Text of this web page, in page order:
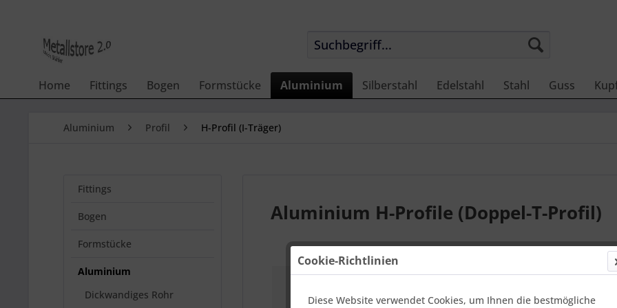
Home Fittings Bogen Formstücke Aluminium Silberstahl Edelstahl Stahl Guss
Aluminium Profil H-Profil (I-Träger)
Fittings
Bogen
Formstücke
Aluminium
Dickwandiges Rohr
Aluminium H-Profile (Doppel-T-Profil)
Eine Übersicht über unsereAluminium I-ProfileinAW-
AlMgSi1. Die Träger sind in Längen von 6 Meter und 10
Cookie-Richtlinien
Diese Website verwendet Cookies, um Ihnen die bestmögliche